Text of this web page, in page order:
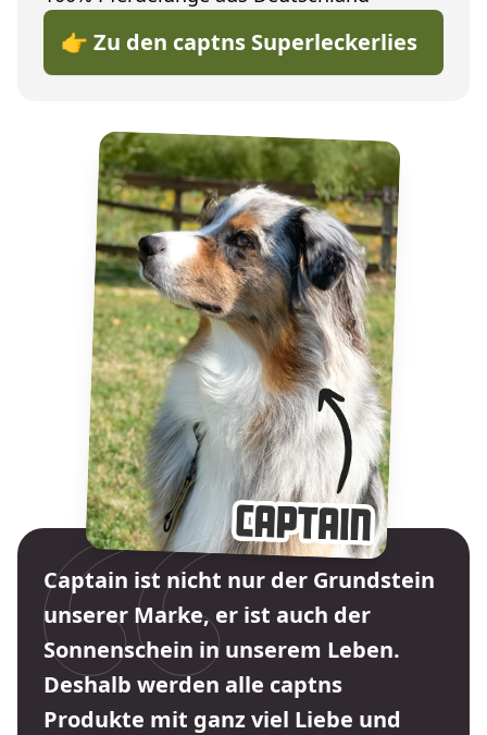
👉 Zu den captns Superleckerlies
Captain ist nicht nur der Grundstein
unserer Marke, er ist auch der
Sonnenschein in unserem Leben.
Deshalb werden alle captns
Produkte mit ganz viel Liebe und